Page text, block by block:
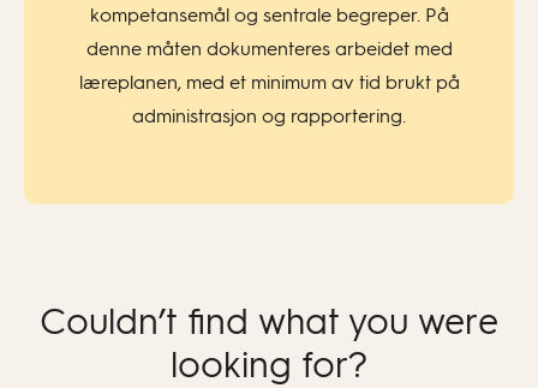
kompetansemål og sentrale begreper. På
denne måten dokumenteres arbeidet med
læreplanen, med et minimum av tid brukt på
administrasjon og rapportering.
Couldn’t find what you were
looking for?